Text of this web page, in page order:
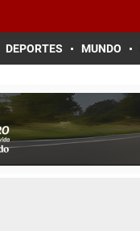
DEPORTES MUNDO